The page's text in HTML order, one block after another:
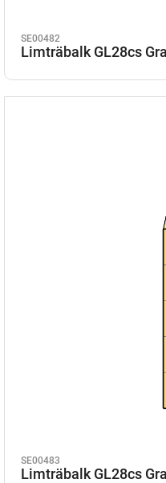
SE00482
Limträbalk GL28cs
SE00483
Limträbalk GL28cs